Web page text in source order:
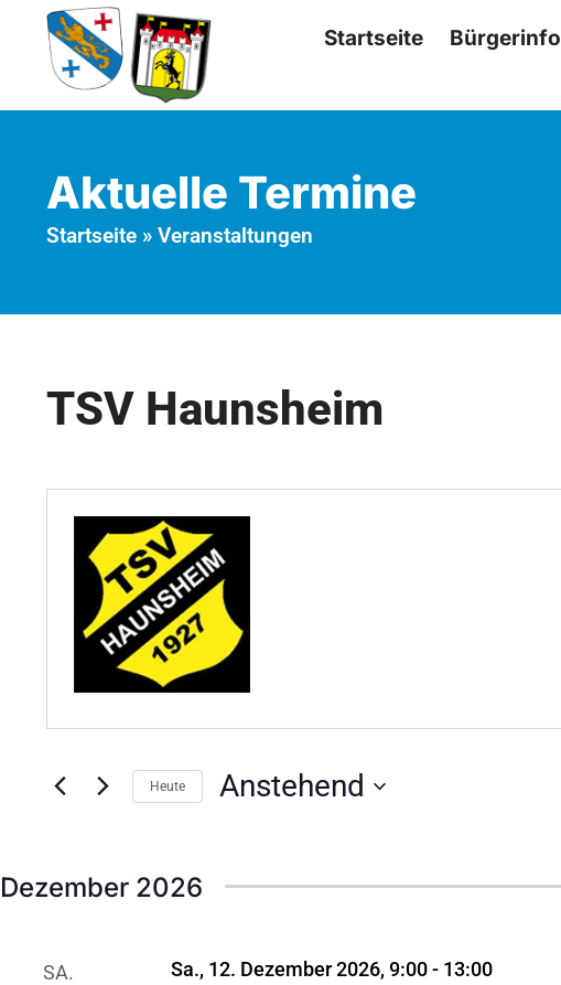
Startseite Bürgerinfo
Aktuelle Termine
Startseite » Veranstaltungen
TSV Haunsheim
Heute Anstehend
Dezember 2026
SA. Sa., 12. Dezember 2026, 9:00- 13:00